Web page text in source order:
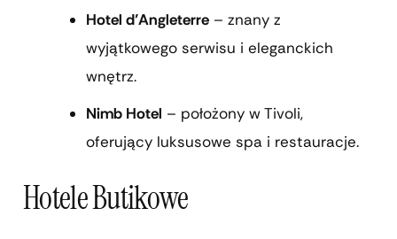
Hotel d’Angleterre – znany z
wyjątkowego serwisu i eleganckich
wnętrz.
Nimb Hotel – położony w Tivoli,
oferujący luksusowe spa i restauracje.
Hotele Butikowe